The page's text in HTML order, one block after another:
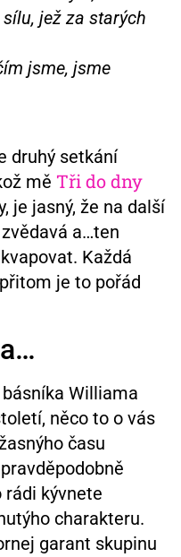
jež za starých
jsme, jsme
druhý setkání
mě Tři do dny
je jasný, že na další
a…ten
Každá
je to pořád
Williama
něco to o vás
času
kývnete
charakteru.
garant skupinu